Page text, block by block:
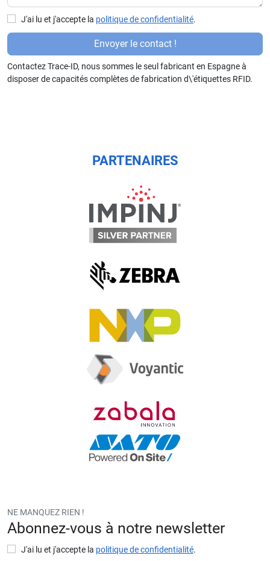
J'ai lu et j'accepte la politique de confidentialité.
P
or
f
a
Envoyer le contact !
Contactez Trace-ID, nous sommes le seul fabricant en Espagne à
disposer de capacités complètes de fabrication d\'étiquettes RFID.
PARTENAIRES
NE MANQUEZ RIEN !
Abonnez-vous à notre newsletter
J'ai lu et j'accepte la politique de confidentialité.